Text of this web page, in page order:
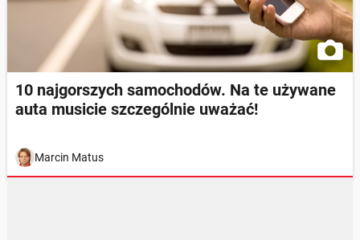
10 najgorszych samochodów. Na te używane
auta musicie szczególnie uważać!
Marcin Matus